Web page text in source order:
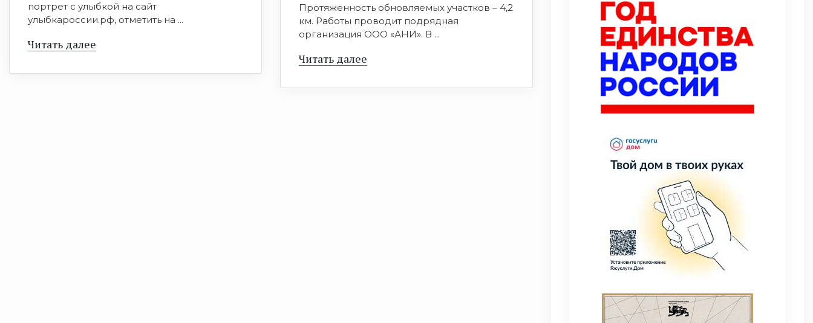
портрет с улыбкой на сайт
улыбкароссии.рф, отметить на ...
Читать далее
Протяженность обновляемых участков – 4,2
км. Работы проводит подрядная
организация ООО «АНИ». В ...
Читать далее